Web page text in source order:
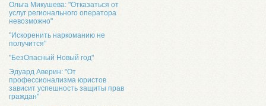
Ольга Микушева: "Отказаться от
услуг регионального оператора
невозможно"
"Искоренить наркоманию не
получится"
"БезОпасный Новый год"
Эдуард Аверин: "От
профессионализма юристов
зависит успешность защиты прав
граждан"